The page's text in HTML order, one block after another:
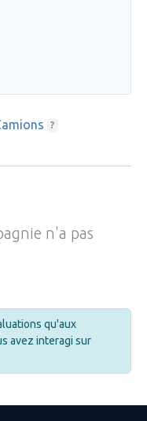
?
n'a pas
qu'aux
avez interagi sur